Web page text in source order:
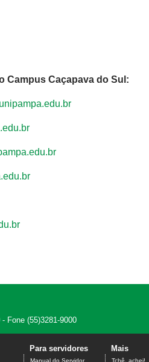
Campus Caçapava do Sul:
Fone (55)3281-9000
Para servidores
Manual do Servidor
Mais
Tchê, achei!